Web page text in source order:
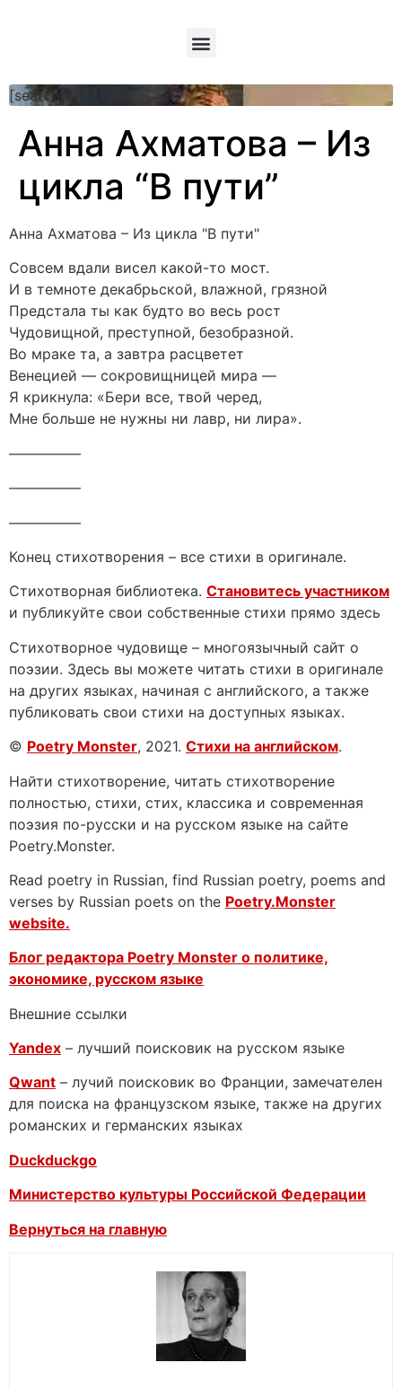
[searchform]
Анна Ахматова – Из
цикла “В пути”
Анна Ахматова – Из цикла "В пути"
Совсем вдали висел какой-то мост.
И в темноте декабрьской, влажной, грязной
Предстала ты как будто во весь рост
Чудовищной, преступной, безобразной.
Во мраке та, а завтра расцветет
Венецией — сокровищницей мира —
Я крикнула: «Бери все, твой черед,
Мне больше не нужны ни лавр, ни лира».
—————
—————
—————
Конец стихотворения – все стихи в оригинале.
Стихотворная библиотека. Становитесь участником
и публикуйте свои собственные стихи прямо здесь
Стихотворное чудовище – многоязычный сайт о
поэзии. Здесь вы можете читать стихи в оригинале
на других языках, начиная с английского, а также
публиковать свои стихи на доступных языках.
© Poetry Monster, 2021. Стихи на английском.
Найти стихотворение, читать стихотворение
полностью, стихи, стих, классика и современная
поэзия по-русски и на русском языке на сайте
Poetry.Monster.
Read poetry in Russian, find Russian poetry, poems and
verses by Russian poets on the Poetry.Monster
website.
Блог редактора Poetry Monster о политике,
экономике, русском языке
Внешние ссылки
Yandex – лучший поисковик на русском языке
Qwant – лучий поисковик во Франции, замечателен
для поиска на французском языке, также на других
романских и германских языках
Duckduckgo
Министерство культуры Российской Федерации
Вернуться на главную